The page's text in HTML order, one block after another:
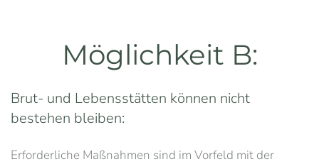
Möglichkeit B:
Brut- und Lebensstätten können nicht
bestehen bleiben:
Erforderliche Maßnahmen sind im Vorfeld mit der